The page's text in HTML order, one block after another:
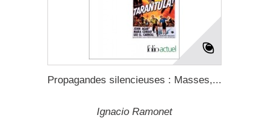
Propagandes silencieuses : Masses,...
Ignacio Ramonet